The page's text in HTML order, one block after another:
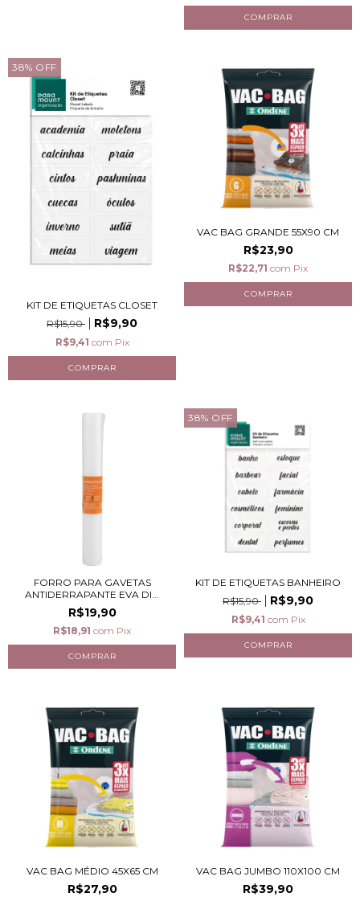
38% OFF
KIT DE ETIQUETAS CLOSET
R$15,90
R$9,90
R$9,41 com Pix
VAC BAG GRANDE 55X90 CM
R$23,90
R$22,71 com Pix
FORRO PARA GAVETAS
ANTIDERRAPANTE EVA DI...
R$19,90
R$18,91 com Pix
38% OFF
KIT DE ETIQUETAS BANHEIRO
R$15,90
R$9,90
R$9,41 com Pix
VAC BAG MÉDIO 45X65 CM
R$27,90
VAC BAG JUMBO 110X100 CM
R$39,90